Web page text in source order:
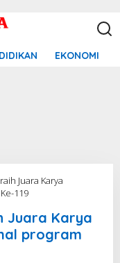
EKONOMI
Juara Karya
119
Juara Karya
program